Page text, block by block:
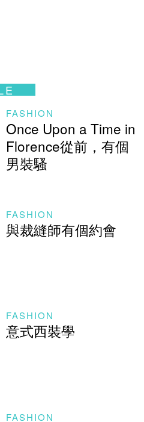
FASHION
Once Upon a Time in
Florence從前，有個
男裝騷
FASHION
與裁縫師有個約會
FASHION
意式西裝學
FASHION